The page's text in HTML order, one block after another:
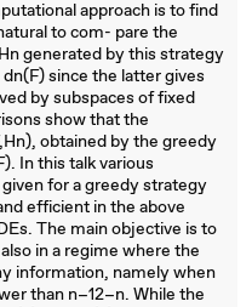
approach is to find
to com- pare the
generated by this strategy
since the latter gives
by subspaces of fixed
show that the
obtained by the greedy
In this talk various
for a greedy strategy
efficient in the above
The main objective is to
in a regime where the
information, namely when
than n−12−n. While the